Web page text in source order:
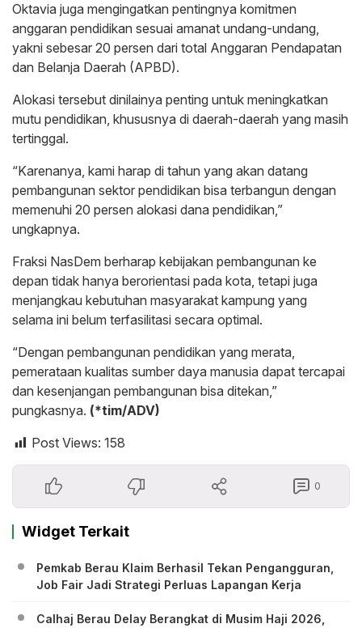
Oktavia juga mengingatkan pentingnya komitmen
anggaran pendidikan sesuai amanat undang-undang,
yakni sebesar 20 persen dari total Anggaran Pendapatan
dan Belanja Daerah (APBD).
Alokasi tersebut dinilainya penting untuk meningkatkan
mutu pendidikan, khususnya di daerah-daerah yang masih
tertinggal.
“Karenanya, kami harap di tahun yang akan datang
pembangunan sektor pendidikan bisa terbangun dengan
memenuhi 20 persen alokasi dana pendidikan,”
ungkapnya.
Fraksi NasDem berharap kebijakan pembangunan ke
depan tidak hanya berorientasi pada kota, tetapi juga
menjangkau kebutuhan masyarakat kampung yang
selama ini belum terfasilitasi secara optimal.
“Dengan pembangunan pendidikan yang merata,
pemerataan kualitas sumber daya manusia dapat tercapai
dan kesenjangan pembangunan bisa ditekan,”
pungkasnya. (*tim/ADV)
Post Views: 158
0
Widget Terkait
Pemkab Berau Klaim Berhasil Tekan Pengangguran,
Job Fair Jadi Strategi Perluas Lapangan Kerja
Calhaj Berau Delay Berangkat di Musim Haji 2026,